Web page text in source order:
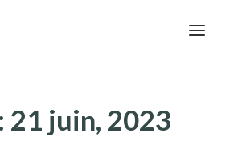
21 juin, 2023